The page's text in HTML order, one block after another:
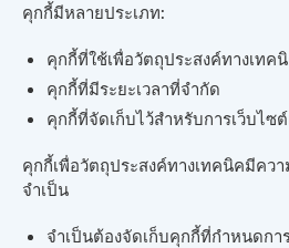
คุกกี้มีหลายประเภท:
คุกกี้ที่ใช้เพื่อวัตถุประสงค์ทางเทค
คุกกี้ที่มีระยะเวลาที่จำกัด
คุกกี้ที่จัดเก็บไว้สำหรับการเว็บไซ
คุกกี้เพื่อวัตถุประสงค์ทางเทคนิคมีคว
จำเป็น
จำเป็นต้องจัดเก็บคุกกี้ที่กำหนดกา